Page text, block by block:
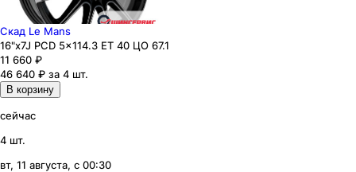
Скад Le Mans
16"x7J PCD 5x114.3 ЕТ 40 ЦО 67.1
11 660 ₽
46 640 ₽ за 4 шт.
В корзину
сейчас
4 шт.
вт, 11 августа, с 00:30